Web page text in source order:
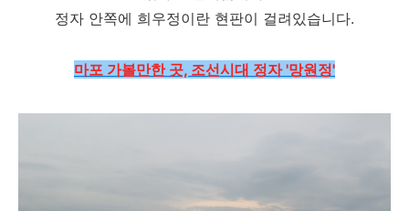
정자 안쪽에 희우정이란 현판이 걸려있습니다.
마포 가볼만한 곳, 조선시대 정자 '망원정'